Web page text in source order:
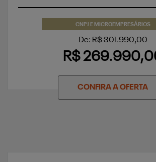
CNPJ E MICROEMPRESÁRIOS
De: R$ 301.990,00
R$
CONFIRA A OFERTA